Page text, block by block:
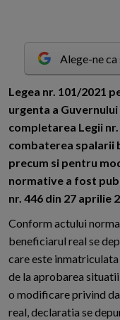
Alege-ne
Legea nr. 101/2021
urgenta a
completarea Legii
combaterea spalarii
precum si pentru
normative a fost
nr. 446 din 27 aprilie
Conform actului
beneficiarul real se
care este
de la aprobarea
o modificare privind
real, declaratia se